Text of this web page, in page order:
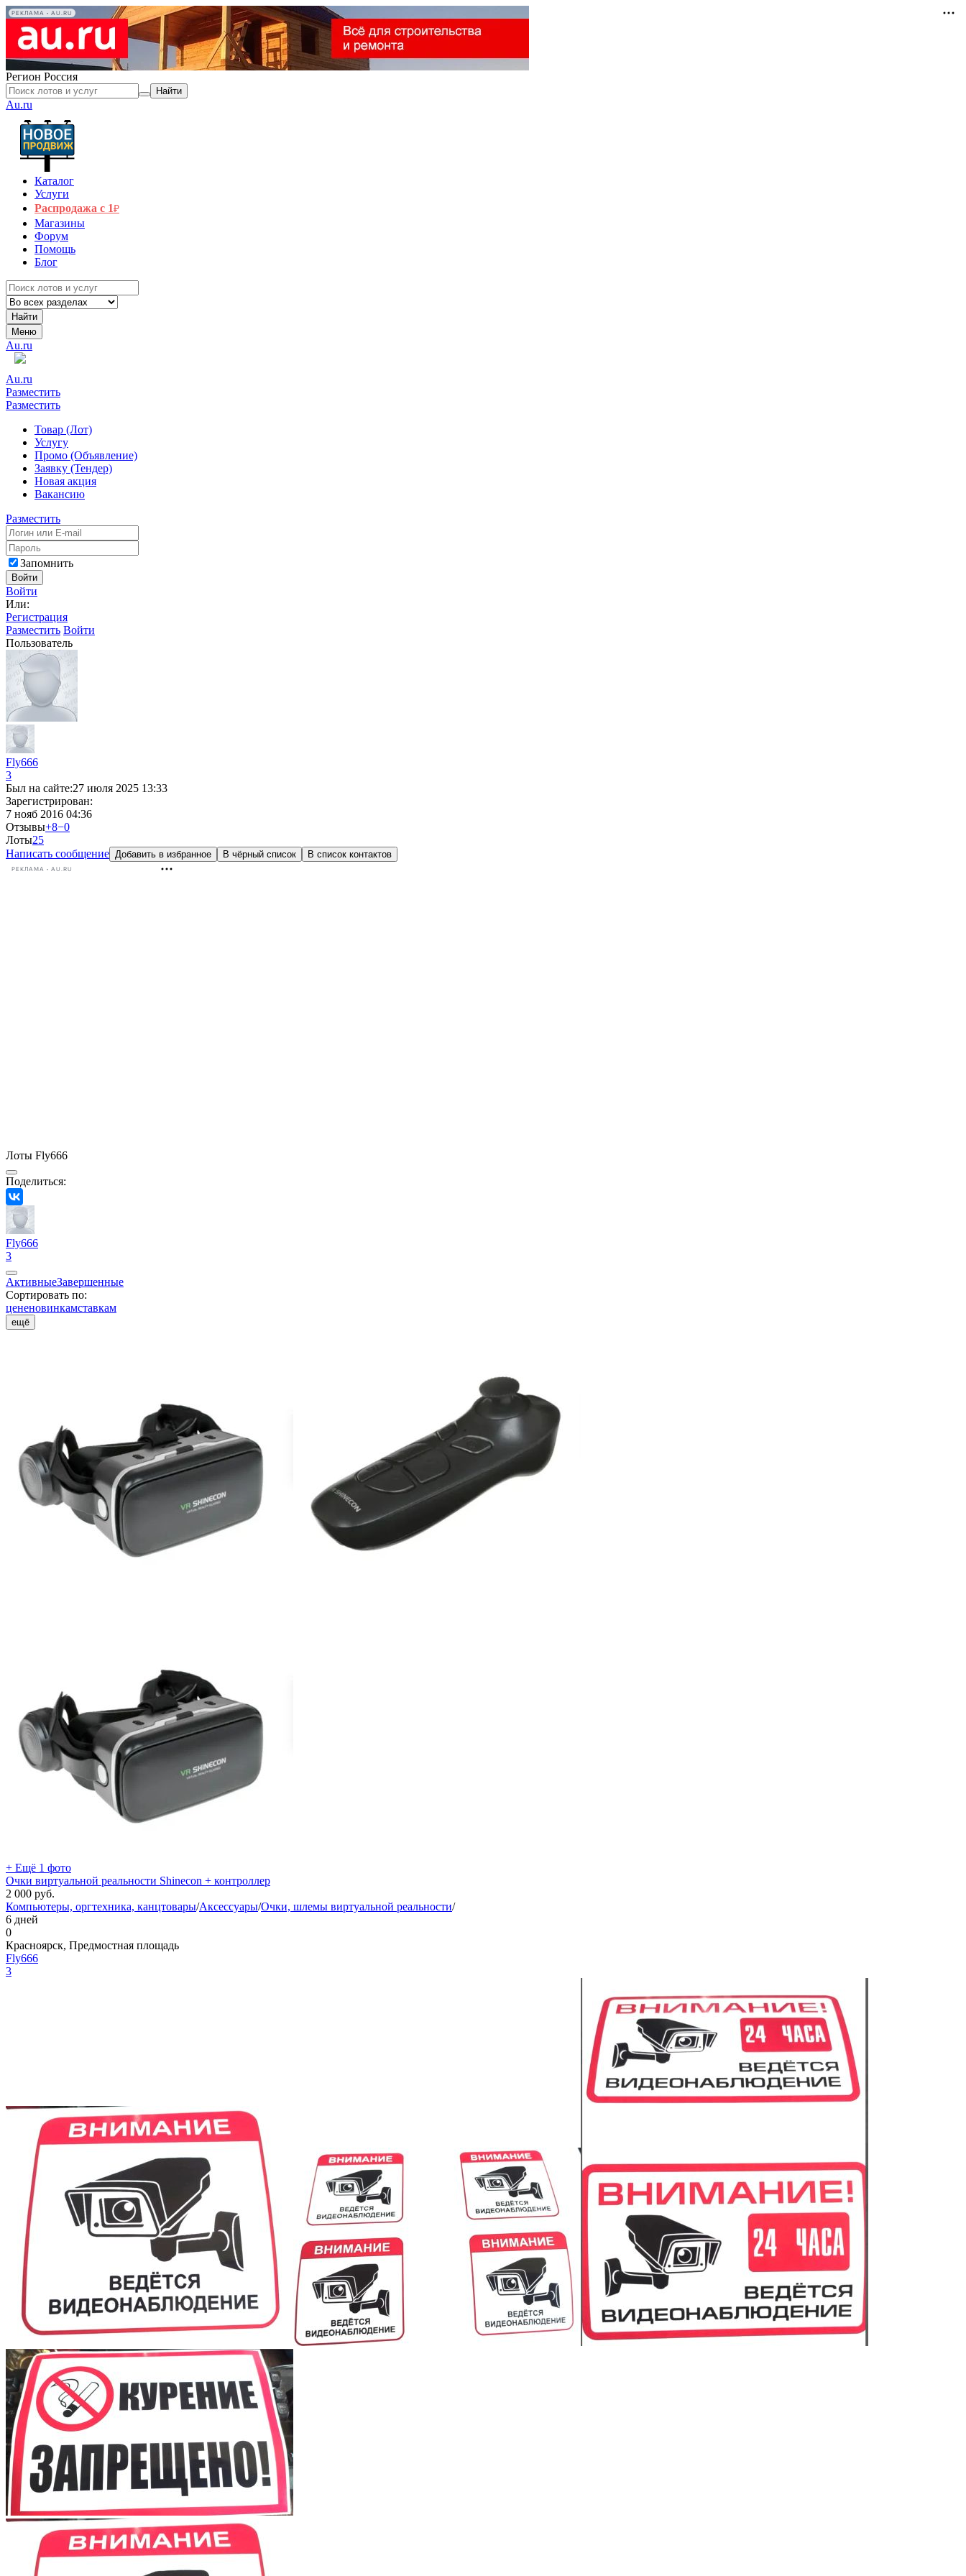
РЕКЛАМА • AU.RU
Регион Россия
Найти
Au.ru
Каталог
Услуги
Распродажа с 1₽
Магазины
Форум
Помощь
Блог
Найти
Меню
Au.ru
Au.ru
Разместить
Разместить
Товар (Лот)
Услугу
Промо (Объявление)
Заявку (Тендер)
Новая акция
Вакансию
Разместить
Запомнить
Войти
Войти
Или:
Регистрация
Разместить Войти
Пользователь
Fly666
3
Был на сайте:27 июля 2025 13:33
Зарегистрирован:
7 нояб 2016 04:36
Отзывы+8−0
Лоты25
Написать сообщение Добавить в избранное В чёрный список В список контактов
РЕКЛАМА • AU.RU
Лоты Fly666
Поделиться:
Fly666
3
АктивныеЗавершенные
Сортировать по:
цененовинкамставкам
ещё
+ Ещё 1 фото
Очки виртуальной реальности Shinecon + контроллер
2 000 руб.
Компьютеры, оргтехника, канцтовары/Аксессуары/Очки, шлемы виртуальной реальности/
6 дней
0
Красноярск, Предмостная площадь
Fly666
3